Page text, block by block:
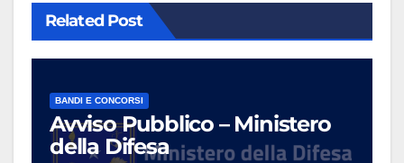
Related Post
BANDI E CONCORSI
Avviso Pubblico – Ministero
della Difesa